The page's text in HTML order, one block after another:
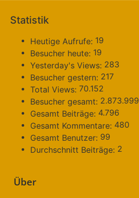
Statistik
Heutige Aufrufe: 19
Besucher heute: 19
Yesterday's Views: 283
Besucher gestern: 217
Total Views: 70.152
Besucher gesamt: 2.873.999
Gesamt Beiträge: 4.796
Gesamt Kommentare: 480
Gesamt Benutzer: 99
Durchschnitt Beiträge: 2
Über